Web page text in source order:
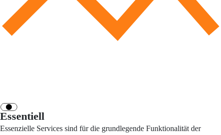
Essentiell
Essenzielle Services sind für die grundlegende Funktionalität der